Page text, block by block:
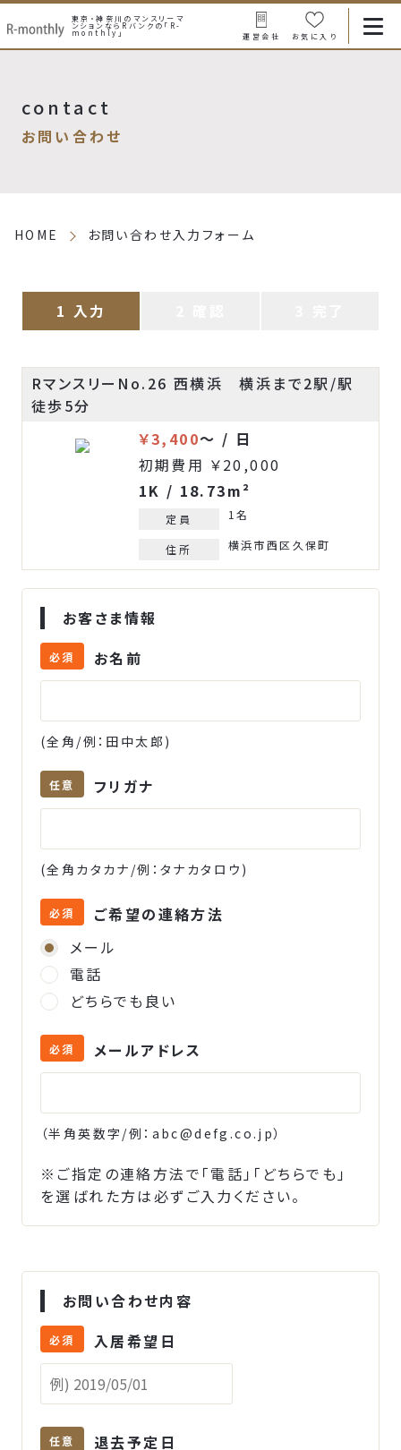
東京・神奈川のマンスリーマ
ンションならRバンクの「R-
monthly」 運営会社 お気に入り
contact
お問い合わせ
HOME お問い合わせ入力フォーム
入力
RマンスリーNo.26 西横浜 横浜まで2駅/駅
徒歩5分
￥3,400～ / 日
初期費用 ￥20,000
1K / 18.73m²
定員 1名
住所 横浜市西区久保町
お客さま情報
お名前
必須
(全角/例：田中太郎)
フリガナ
任意
(全角カタカナ/例：タナカタロウ)
ご希望の連絡方法
必須
メール
電話
どちらでも良い
メールアドレス
必須
（半角英数字/例： abc@defg.co.jp）
※ご指定の連絡方法で「電話」「どちらでも」
を選ばれた方は必ずご入力ください。
お問い合わせ内容
入居希望日
必須
退去予定日
任意